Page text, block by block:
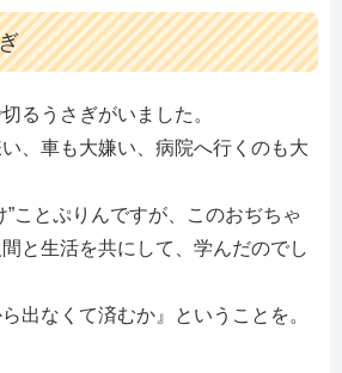
るうさぎがいました。
、車も大嫌い、病院へ行くのも大
”ことぷりんですが、このおぢちゃ
と生活を共にして、学んだのでし
出なくて済むか』ということを。